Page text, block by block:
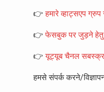
👉हमारे व्हाट्सएप
👉फेसबुक पर जुड़ने
👉यूट्यूब चैनल
हमसे संपर्क करने/